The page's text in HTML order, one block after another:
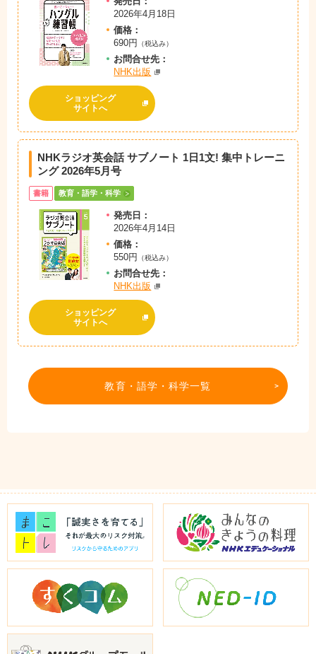
2026年4月18日
価格：
690円
（税込み）
お問合せ先：
NHK出版
ショッピング
サイトへ
NHKラジオ英会話 サブノート 1日1文! 集中トレーニ
ング 2026年5月号
書籍 教育・語学・科学
発売日：
2026年4月14日
価格：
550円
（税込み）
お問合せ先：
NHK出版
ショッピング
サイトへ
教育・語学・科学一覧